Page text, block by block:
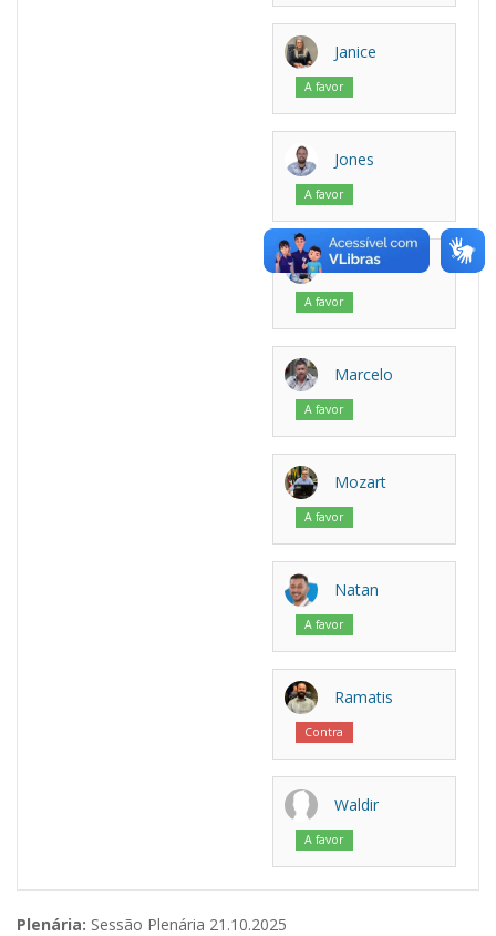
Janice
A favor
Jones
A favor
Luiza
A favor
Marcelo
A favor
Mozart
A favor
Natan
A favor
Ramatis
Contra
Waldir
A favor
Plenária: Sessão Plenária 21.10.2025